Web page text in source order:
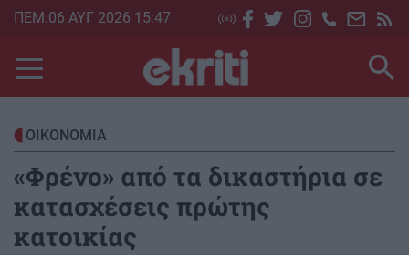
Skip
main
content
ΠΕΜ.06 ΑΥΓ 2026 15:47
ΟΙΚΟΝΟΜΙΑ
«Φρένο» από τα δικαστήρια σε
κατασχέσεις πρώτης
κατοικίας